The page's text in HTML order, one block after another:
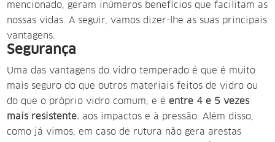
mencionado, geram inúmeros benefícios que facilitam as
nossas vidas. A seguir, vamos dizer-lhe as suas principais
vantagens.
Segurança
Uma das vantagens do vidro temperado é que é muito
mais seguro do que outros materiais feitos de vidro ou
do que o próprio vidro comum, e éentre 4 e 5 vezes
mais resistente. aos impactos e à pressão. Além disso,
como já vimos, em caso de rutura não gera arestas